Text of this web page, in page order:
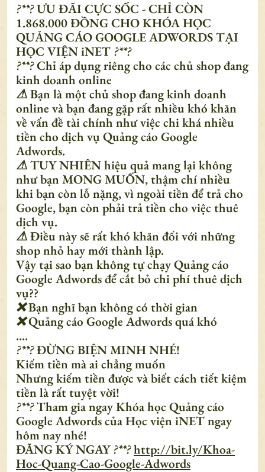
?**?ƯU ĐÃI CỰC SỐC - CHỈ CÒN
1.868.000 ĐỒNG CHO KHÓA HỌC
QUẢNG CÁO GOOGLE ADWORDS TẠI
HỌC VIỆN iNET ?**?
?**?Chỉ áp dụng riêng cho các chủ shop đang
kinh doanh online
⚠Bạn là một chủ shop đang kinh doanh
online và bạn đang gặp rất nhiều khó khăn
về vấn đề tài chính như việc chi khá nhiều
tiền cho dịch vụ Quảng cáo Google
Adwords.
⚠TUY NHIÊN hiệu quả mang lại không
như bạn MONG MUỐN, thậm chí nhiều
khi bạn còn lỗ nặng, vì ngoài tiền để trả cho
Google, bạn còn phải trả tiền cho việc thuê
dịch vụ.
⚠Điều này sẽ rất khó khăn đối với những
shop nhỏ hay mới thành lập.
Vậy tại sao bạn không tự chạy Quảng cáo
Google Adwords để cắt bỏ chi phí thuê dịch
vụ??
❌Bạn nghĩ bạn không có thời gian
❌Quảng cáo Google Adwords quá khó
....
?**?ĐỪNG BIỆN MINH NHÉ!
Kiếm tiền mà ai chẳng muốn
Nhưng kiếm tiền được và biết cách tiết kiệm
tiền là rất tuyệt vời!
?**?Tham gia ngay Khóa học Quảng cáo
Google Adwords của Học viện iNET ngay
hôm nay nhé!
ĐĂNG KÝ NGAY?**?http://bit.ly/Khoa-
Hoc-Quang-Cao-Google-Adwords